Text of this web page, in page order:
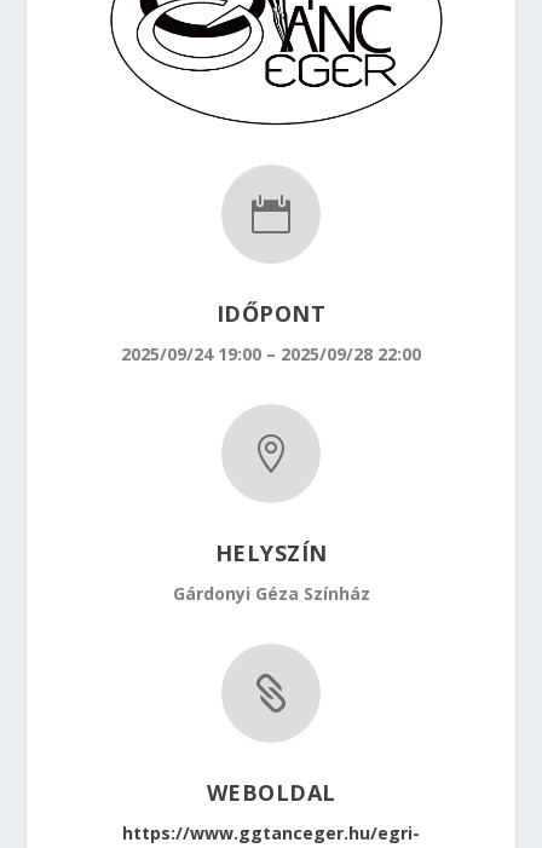

IDŐPONT
2025/09/24 19:00 – 2025/09/28 22:00

HELYSZÍN
Gárdonyi Géza Színház

WEBOLDAL
https://www.ggtanceger.hu/egri-